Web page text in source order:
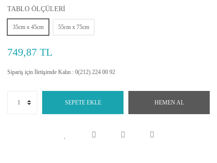
TABLO ÖLÇÜLERİ
35cm x 45cm 55cm x 75cm
749,87 TL
Sipariş için İletişimde Kalın : 0(212) 224 00 92
SEPETE EKLE HEMEN AL